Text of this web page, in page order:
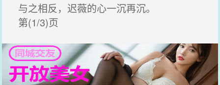
与之相反，迟薇的心一沉再沉。
第(1/3)页